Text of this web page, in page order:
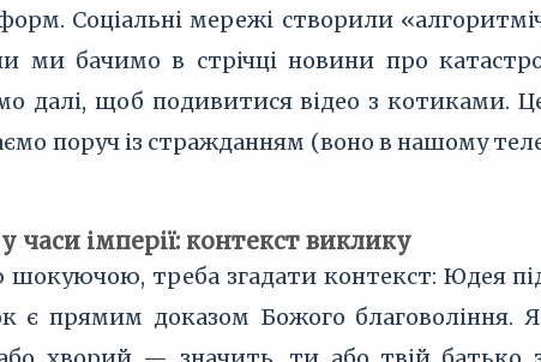
Соціальні мережі створили
ми бачимо в стрічці новини про
далі, щоб подивитися відео з котиками.
поруч із стражданням (воно в нашому
часи імперії: контекст виклику
треба згадати контекст: Юдея
є прямим доказом Божого